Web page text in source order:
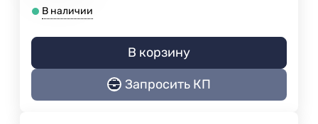
В наличии
В корзину
Запросить КП